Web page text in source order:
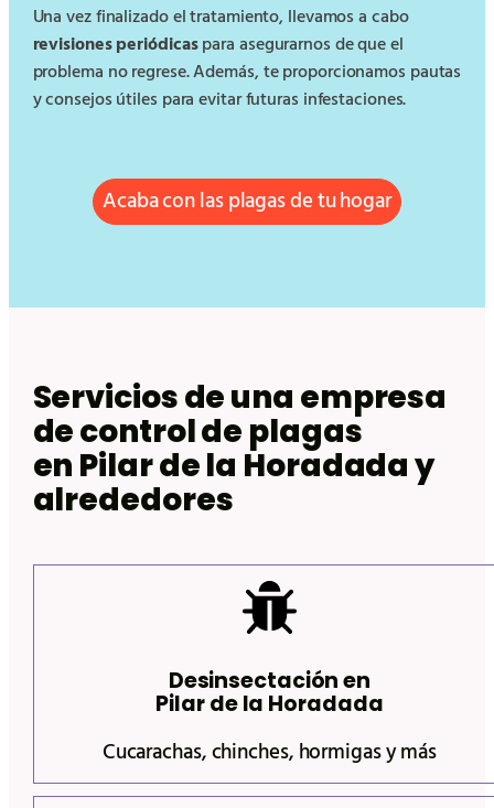
Una vez finalizado el tratamiento, llevamos a cabo
revisiones periódicaspara asegurarnos de que el
problema no regrese. Además, te proporcionamos pautas
y consejos útiles para evitar futuras infestaciones.
Acaba con las plagas de tu hogar
Servicios de una empresa
de control de plagas
en Pilar de la Horadada y
alrededores
Desinsectación en
Pilar de la Horadada
Cucarachas, chinches, hormigas y más